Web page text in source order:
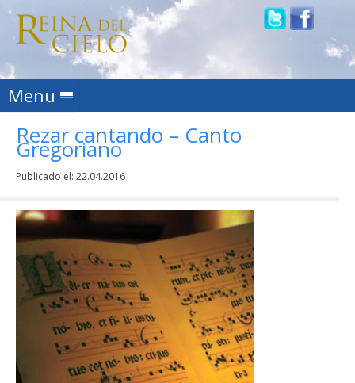
Menu Skip to content
Rezar cantando – Canto
Gregoriano
Publicado el: 22.04.2016